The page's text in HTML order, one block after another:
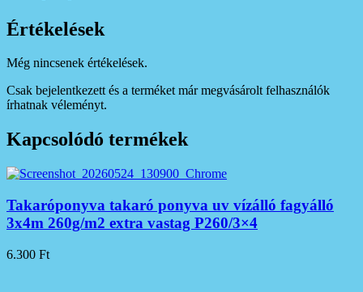
Értékelések
Még nincsenek értékelések.
Csak bejelentkezett és a terméket már megvásárolt felhasználók
írhatnak véleményt.
Kapcsolódó termékek
Takaróponyva takaró ponyva uv vízálló fagyálló
3x4m 260g/m2 extra vastag P260/3×4
6.300 Ft